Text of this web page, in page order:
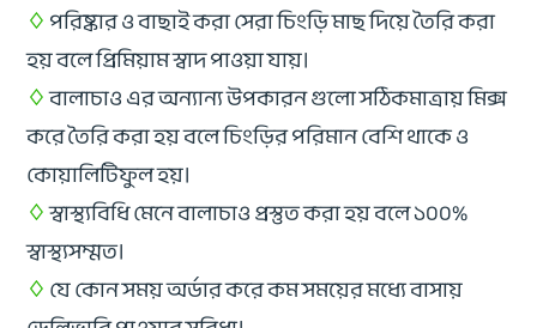
♢পরিষ্কার ও বাছাই করা সেরা চিংড়ি মাছ দিয়ে তৈরি করা
হয় বলে প্রিমিয়াম স্বাদ পাওয়া যায়।
♢বালাচাও এর অন্যান্য উপকারন গুলো সঠিকমাত্রায় মিক্স
করে তৈরি করা হয় বলে চিংড়ির পরিমান বেশি থাকে ও
কোয়ালিটিফুল হয়।
♢স্বাস্থ্যবিধি মেনে বালাচাও প্রস্তুত করা হয় বলে ১০০%
স্বাস্থ্যসম্মত।
♢যে কোন সময় অর্ডার করে কম সময়ের মধ্যে বাসায়